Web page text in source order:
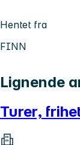
Hentet fra
FINN
Lignende
Turer,